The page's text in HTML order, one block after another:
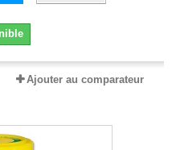
Ajouter au comparateur